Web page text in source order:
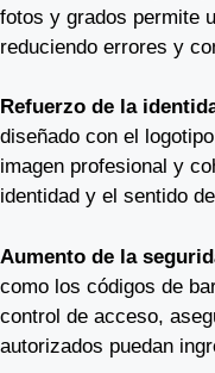
fotos y grados permite
reduciendo errores y
Refuerzo de la
diseñado con el
imagen profesional y
identidad y el sentido
Aumento de la
como los códigos de
control de acceso,
autorizados puedan